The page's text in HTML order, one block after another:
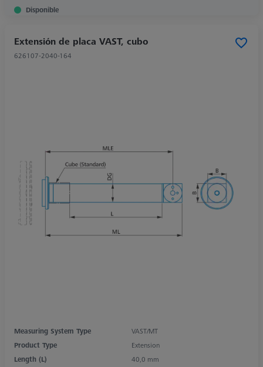
Disponible
Extensión de placa VAST, cubo
626107-2040-164
Measuring System Type
VAST/MT
Product Type
Extension
Length (L)
40,0 mm